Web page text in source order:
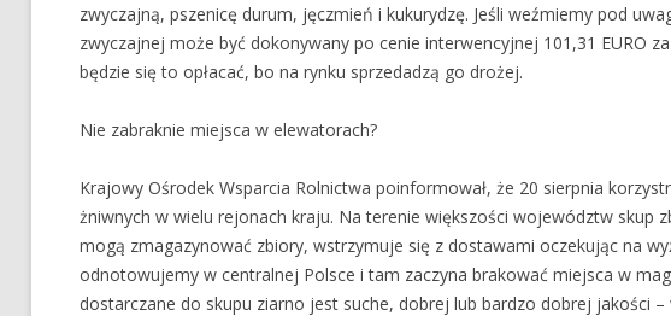
zwyczajną, pszenicę durum, jęczmień i kukurydzę. Jeśli weźmiemy pod
zwyczajnej może być dokonywany po cenie interwencyjnej 101,31 EURO
będzie się to opłacać, bo na rynku sprzedadzą go drożej.
Nie zabraknie miejsca w elewatorach?
Krajowy Ośrodek Wsparcia Rolnictwa poinformował, że 20 sierpnia
żniwnych w wielu rejonach kraju. Na terenie większości województw skup
mogą zmagazynować zbiory, wstrzymuje się z dostawami oczekując na
odnotowujemy w centralnej Polsce i tam zaczyna brakować miejsca w
dostarczane do skupu ziarno jest suche, dobrej lub bardzo dobrej jakości